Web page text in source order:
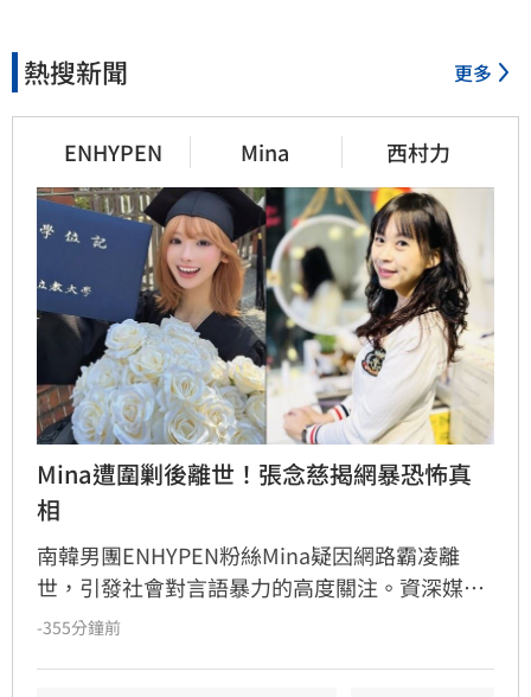
熱搜新聞 更多
ENHYPEN Mina 西村力
Mina遭圍剿後離世！張念慈揭網暴恐怖真
相
南韓男團ENHYPEN粉絲Mina疑因網路霸凌離
世，引發社會對言語暴力的高度關注。資深媒體
人張念慈發文痛心呼籲「網路上請保持善良」，
-355分鐘前